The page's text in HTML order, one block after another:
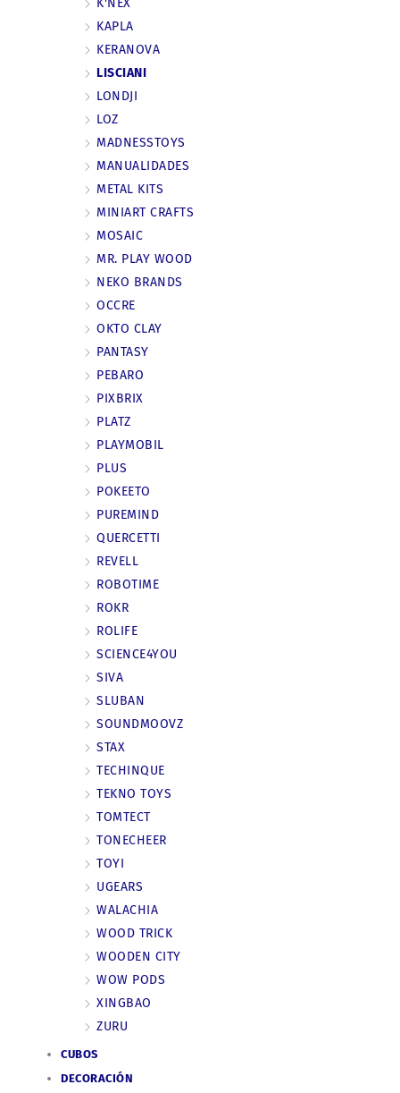
KAPLA
KERANOVA
LISCIANI
LONDJI
LOZ
MADNESSTOYS
MANUALIDADES
METAL KITS
MINIART CRAFTS
MOSAIC
MR. PLAY WOOD
NEKO BRANDS
OCCRE
OKTO CLAY
PANTASY
PEBARO
PIXBRIX
PLATZ
PLAYMOBIL
PLUS
POKEETO
PUREMIND
QUERCETTI
REVELL
ROBOTIME
ROKR
ROLIFE
SCIENCE4YOU
SIVA
SLUBAN
SOUNDMOOVZ
STAX
TECHINQUE
TEKNO TOYS
TOMTECT
TONECHEER
TOYI
UGEARS
WALACHIA
WOOD TRICK
WOODEN CITY
WOW PODS
XINGBAO
ZURU
CUBOS
DECORACIÓN